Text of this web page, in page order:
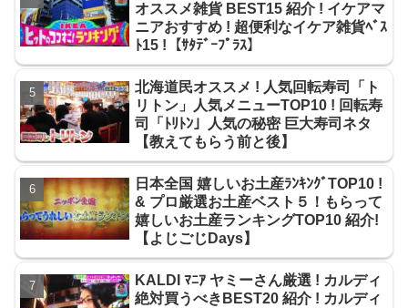
オススメ雑貨 BEST15 紹介 ! イケアマ
ニアおすすめ ! 超便利なイケア雑貨ﾍﾞｽ
ﾄ15 !【ｻﾀﾃﾞｰﾌﾟﾗｽ】
北海道民オススメ ! 人気回転寿司「ト
リトン」人気メニューTOP10 ! 回転寿
司「ﾄﾘﾄﾝ」人気の秘密 巨大寿司ネタ
【教えてもらう前と後】
日本全国 嬉しいお土産ﾗﾝｷﾝｸﾞTOP10 !
& プロ厳選お土産ベスト５！もらって
嬉しいお土産ランキングTOP10 紹介!
【よじごじDays】
KALDI ﾏﾆｱ ヤミーさん厳選 ! カルディ
絶対買うべきBEST20 紹介 ! カルディ